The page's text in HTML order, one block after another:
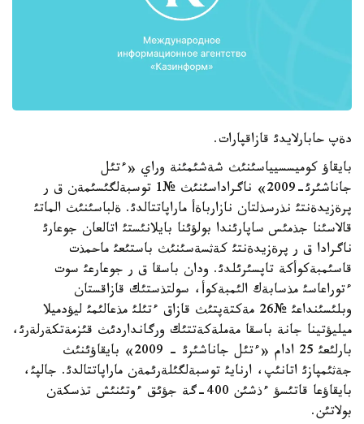
دةپ حابارلايدئ قازاقپارات.
بايقاؤ كوميسسيياسئنئث شةشئمئنة وراي «ءتئل
جاناشئرئ-2009» ناگراداسئنئث №1 توسبةلگئسئمةن ق ر
پرةزيدةنتئ نذرسذلتان نازارباةأ ماراپاتتالدئ. ةلباسئنئث الماتئ
قالاسئنا جذمئس ساپارئندا بولؤئنا بايلانئستئ اتالعان جوعارئ
ناگرادا ق ر پرةزيدةنتئ كةثسةسئنئث باستئعئ ماحمذت
قاسئمبةكوأكة تاپسئرئلدئ. ودان باسقا ق ر جوعارعئ سوت
ءتوراعاسئ مذسابةك الئمبةكوأ، سولتذستئك قازاقستان
وبلئسئنداعئ №26 مةكتةپتئث قازاق ءتئلئ مذعالئمئ ليؤدميلا
ميليؤتينا جانة باسقا مةملةكةتتئك ورگانداردئث قئزمةتكةرلةرئ،
بارلئعئ 25 ادام «ءتئل جاناشئرئ - 2009» بايقاؤئنئث
جةثئمپازئ اتانئپ، ارنايئ توسبةلگئلةرئمةن ماراپاتتالدئ. جالپئ،
بايقاؤعا قاتئسؤ ءذشئن 400-گة جؤئق ءوتئنئش تذسكةن
بولاتئن.